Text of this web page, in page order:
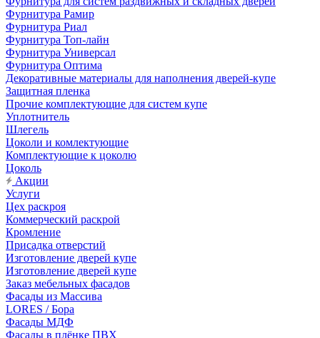
Фурнитура Рамир
Фурнитура Риал
Фурнитура Топ-лайн
Фурнитура Универсал
Фурнитура Оптима
Декоративные материалы для наполнения дверей-купе
Защитная пленка
Прочие комплектующие для систем купе
Уплотнитель
Шлегель
Цоколи и комлектующие
Комплектующие к цоколю
Цоколь
Акции
Услуги
Цех раскроя
Коммерческий раскрой
Кромление
Присадка отверстий
Изготовление дверей купе
Изготовление дверей купе
Заказ мебельных фасадов
Фасады из Массива
LORES / Бора
Фасады МДФ
Фасады в плёнке ПВХ